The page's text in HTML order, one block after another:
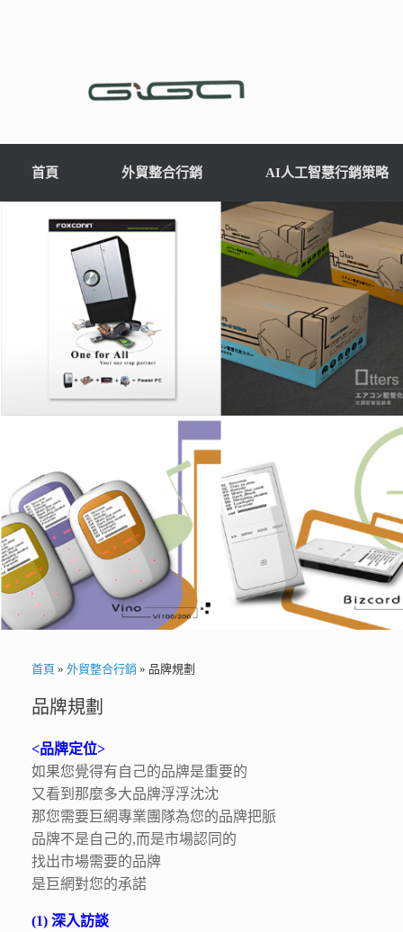
首頁 外貿整合行銷 AI人工智慧行銷策略
首頁 » 外貿整合行銷 » 品牌規劃
品牌規劃
<品牌定位>
如果您覺得有自己的品牌是重要的
又看到那麼多大品牌浮浮沈沈
那您需要巨網專業團隊為您的品牌把脈
品牌不是自己的,而是市場認同的
找出市場需要的品牌
是巨網對您的承諾
(1) 深入訪談